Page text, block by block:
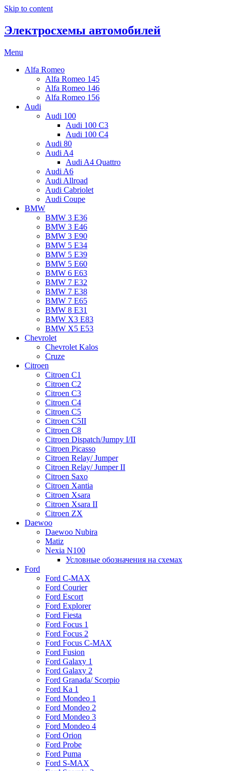
Skip to content
Электросхемы автомобилей
Menu
Alfa Romeo
Alfa Romeo 145
Alfa Romeo 146
Alfa Romeo 156
Audi
Audi 100
Audi 100 C3
Audi 100 C4
Audi 80
Audi A4
Audi A4 Quattro
Audi A6
Audi Allroad
Audi Cabriolet
Audi Coupe
BMW
BMW 3 E36
BMW 3 E46
BMW 3 E90
BMW 5 E34
BMW 5 E39
BMW 5 E60
BMW 6 Е63
BMW 7 Е32
BMW 7 Е38
BMW 7 Е65
BMW 8 Е31
BMW X3 E83
BMW X5 E53
Chevrolet
Chevrolet Kalos
Cruze
Citroen
Citroen C1
Citroen C2
Citroen C3
Citroen C4
Citroen C5
Citroen C5II
Citroen C8
Citroen Dispatch/Jumpy I/II
Citroen Picasso
Citroen Relay/ Jumper
Citroen Relay/ Jumper II
Citroen Saxo
Citroen Xantia
Citroen Xsara
Citroen Xsara II
Citroen ZX
Daewoo
Daewoo Nubira
Matiz
Nexia N100
Условные обозначения на схемах
Ford
Ford C-MAX
Ford Courier
Ford Escort
Ford Explorer
Ford Fiesta
Ford Focus 1
Ford Focus 2
Ford Focus C-MAX
Ford Fusion
Ford Galaxy 1
Ford Galaxy 2
Ford Granada/ Scorpio
Ford Ka 1
Ford Mondeo 1
Ford Mondeo 2
Ford Mondeo 3
Ford Mondeo 4
Ford Orion
Ford Probe
Ford Puma
Ford S-MAX